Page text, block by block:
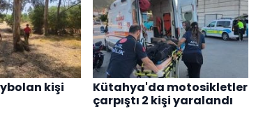
kişi
Kütahya'da motosikletler
çarpıştı 2 kişi yaralandı